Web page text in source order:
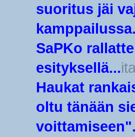
suoritus jäi
SaPKo
esityksellä...
Haukat
oltu tänään